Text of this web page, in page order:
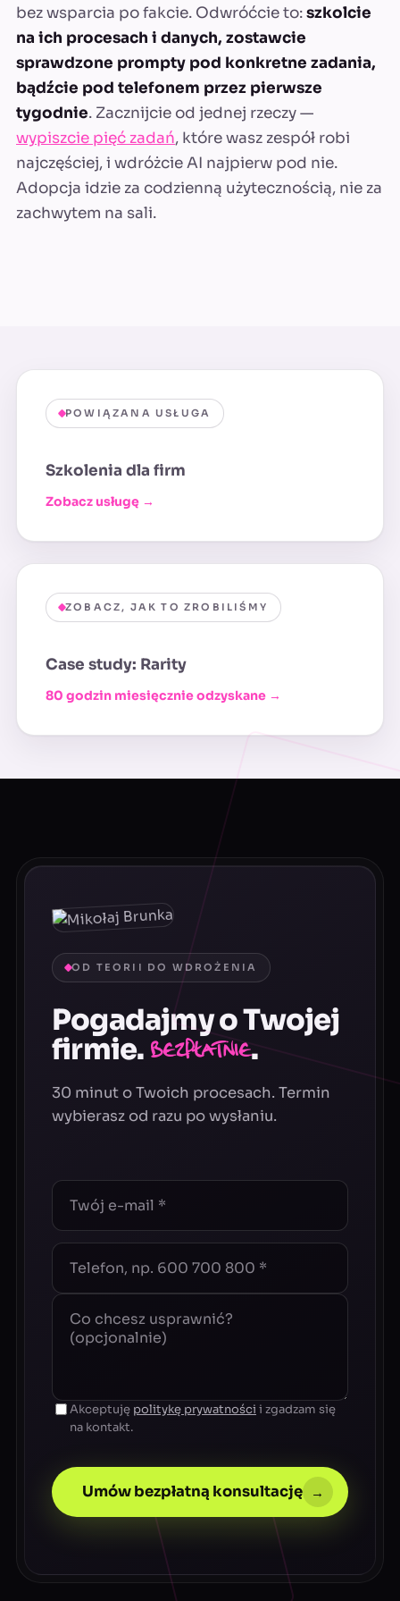
bez wsparcia po fakcie. Odwróćcie to:szkolcie
na ich procesach i danych, zostawcie
sprawdzone prompty pod konkretne zadania,
bądźcie pod telefonem przez pierwsze
tygodnie. Zacznijcie od jednej rzeczy —
wypiszcie pięć zadań, które wasz zespół robi
najczęściej, i wdróżcie AI najpierw pod nie.
Adopcja idzie za codzienną użytecznością, nie za
zachwytem na sali.
POWIĄZANA USŁUGA
Szkolenia dla firm
Zobacz usługę →
ZOBACZ, JAK TO ZROBILIŚMY
Case study: Rarity
80 godzin miesięcznie odzyskane →
OD TEORII DO WDROŻENIA
Pogadajmy o Twojej
firmie. Bezpłatnie.
30 minut o Twoich procesach. Termin
wybierasz od razu po wysłaniu.
Akceptuję politykę prywatności i zgadzam się
na kontakt.
Umów bezpłatną konsultację →